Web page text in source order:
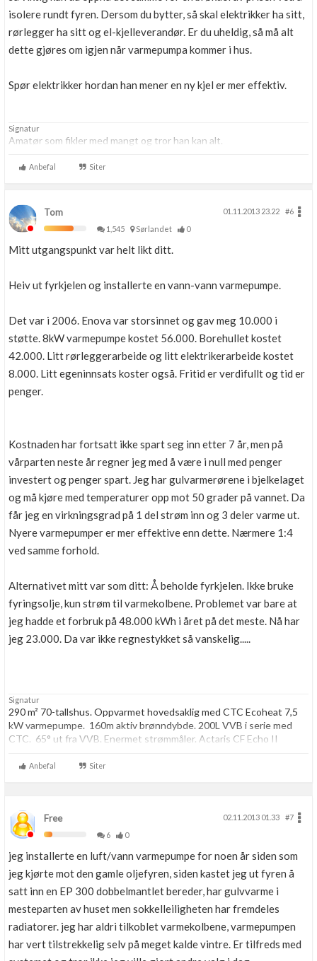
isolere rundt fyren. Dersom du bytter, så skal elektrikker ha sitt,
rørlegger ha sitt og el-kjelleverandør. Er du uheldig, så må alt
dette gjøres om igjen når varmepumpa kommer i hus.
Spør elektrikker hordan han mener en ny kjel er mer effektiv.
Signatur
Amatør som fikler med mangt og tror han kan alt.
Anbefal Siter
Tom 01.11.2013 23.22
#6
1,545
Sørlandet 0
Mitt utgangspunkt var helt likt ditt.
Heiv ut fyrkjelen og installerte en vann-vann varmepumpe.
Det var i 2006. Enova var storsinnet og gav meg 10.000 i
støtte. 8kW varmepumpe kostet 56.000. Borehullet kostet
42.000. Litt rørleggerarbeide og litt elektrikerarbeide kostet
8.000. Litt egeninnsats koster også. Fritid er verdifullt og tid er
penger.
Kostnaden har fortsatt ikke spart seg inn etter 7 år, men på
vårparten neste år regner jeg med å være i null med penger
investert og penger spart. Jeg har gulvarmerørene i bjelkelaget
og må kjøre med temperaturer opp mot 50 grader på vannet. Da
får jeg en virkningsgrad på 1 del strøm inn og 3 deler varme ut.
Nyere varmepumper er mer effektive enn dette. Nærmere 1:4
ved samme forhold.
Alternativet mitt var som ditt: Å beholde fyrkjelen. Ikke bruke
fyringsolje, kun strøm til varmekolbene. Problemet var bare at
jeg hadde et forbruk på 48.000 kWh i året på det meste. Nå har
jeg 23.000. Da var ikke regnestykket så vanskelig.....
Signatur
290 m² 70-tallshus. Oppvarmet hovedsaklig med CTC Ecoheat 7,5
kW varmepumpe. 160m aktiv brønndybde. 200L VVB i serie med
CTC. 65° ut fra VVB. Enermet strømmåler. Actaris CF Echo II
Anbefal Siter
Free 02.11.2013 01.33
#7
6
0
jeg installerte en luft/vann varmepumpe for noen år siden som
jeg kjørte mot den gamle oljefyren, siden kastet jeg ut fyren å
satt inn en EP 300 dobbelmantlet bereder, har gulvvarme i
mesteparten av huset men sokkelleiligheten har fremdeles
radiatorer. jeg har aldri tilkoblet varmekolbene, varmepumpen
har vert tilstrekkelig selv på meget kalde vintre. Er tilfreds med